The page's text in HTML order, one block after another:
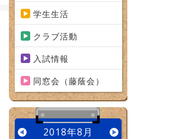
学生生活
クラブ活動
入試情報
同窓会（藤蔭会）
2018年8月